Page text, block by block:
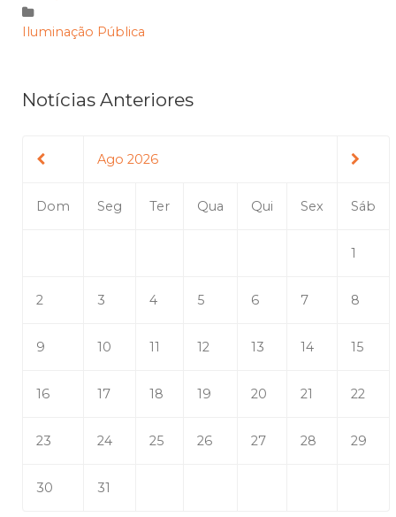
Iluminação Pública
Notícias Anteriores
Ago 2026
Dom Seg Ter Qua Qui Sex Sáb
1
2 3 4 5 6 7 8
9 10 11 12 13 14 15
16 17 18 19 20 21 22
23 24 25 26 27 28 29
30 31